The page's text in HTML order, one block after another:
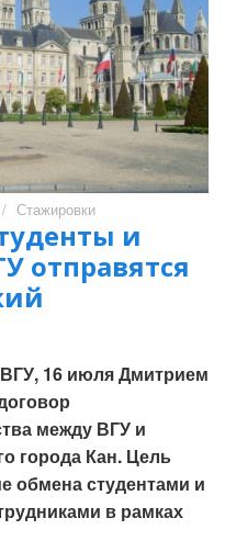
/ Стажировки
и
отправятся
16 июля Дмитрием
между ВГУ и
города Кан. Цель
обмена студентами и
в рамках